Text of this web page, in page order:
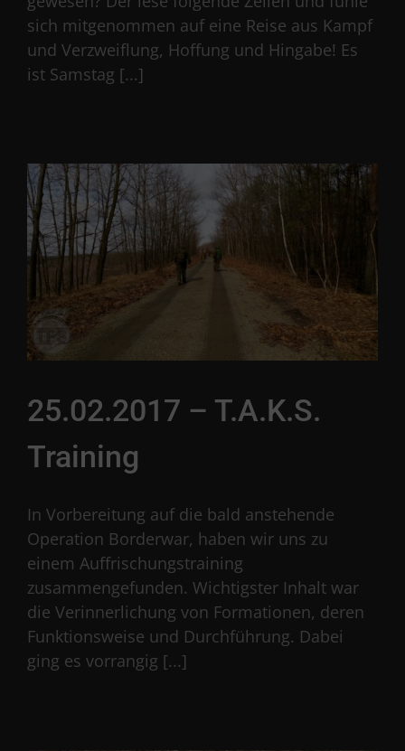
sich mitgenommen auf eine Reise aus Kampf
und Verzweiflung, Hoffung und Hingabe! Es
ist Samstag [...]
25.02.2017 – T.A.K.S.
Training
In Vorbereitung auf die bald anstehende
Operation Borderwar, haben wir uns zu
einem Auffrischungstraining
zusammengefunden. Wichtigster Inhalt war
die Verinnerlichung von Formationen, deren
Funktionsweise und Durchführung. Dabei
ging es vorrangig [...]